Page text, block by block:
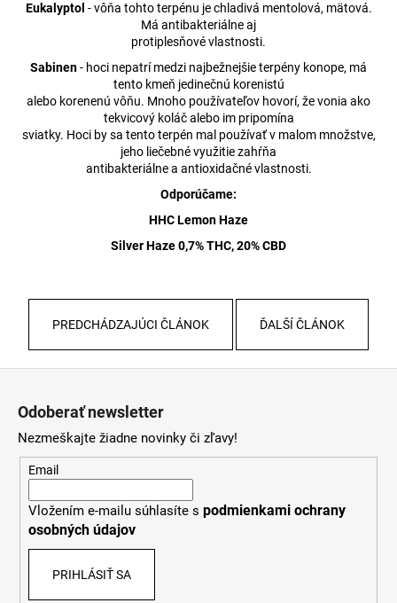
Eukalyptol - vôňa tohto terpénu je chladivá mentolová, mätová.
Má antibakteriálne aj
protiplesňové vlastnosti.
Sabinen- hoci nepatrí medzi najbežnejšie terpény konope, má
tento kmeň jedinečnú korenistú
alebo korenenú vôňu. Mnoho používateľov hovorí, že vonia ako
tekvicový koláč alebo im pripomína
sviatky. Hoci by sa tento terpén mal používať v malom množstve,
jeho liečebné využitie zahŕňa
antibakteriálne a antioxidačné vlastnosti.
Odporúčame:
HHC Lemon Haze
Silver Haze 0,7% THC, 20% CBD
PREDCHÁDZAJÚCI ČLÁNOK ĎALŠÍ ČLÁNOK
Odoberať newsletter
Nezmeškajte žiadne novinky či zľavy!
Email
Vložením e-mailu súhlasíte s podmienkami ochrany
osobných údajov
PRIHLÁSIŤ SA